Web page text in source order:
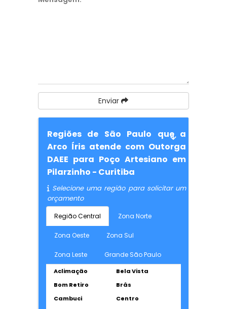
Enviar
Regiões de São Paulo que a
Arco Íris atende com Outorga
DAEE para Poço Artesiano em
Pilarzinho - Curitiba
Selecione uma região para solicitar um
orçamento
Região Central Zona Norte
Zona Oeste Zona Sul
Zona Leste Grande São Paulo
Aclimação
Bela Vista
Bom Retiro
Brás
Cambuci
Centro